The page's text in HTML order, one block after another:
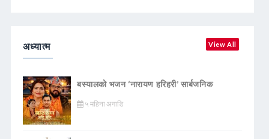
अध्यात्म View All
बस्यालको भजन ‘नारायण हरिहरी’ सार्बजनिक
५ महिना अगाडि